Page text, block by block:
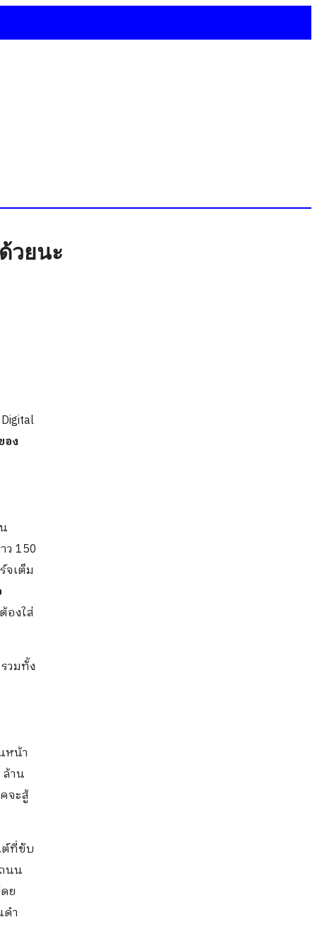
วยนะ
อง
150
จเต็ม
งใส่
วมทั้ง
หน้า
าน
จะสู้
ต์ที่ขับ
นน
ย
ำ